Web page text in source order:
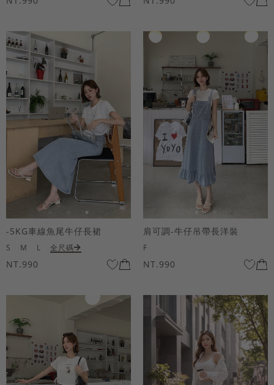
-5KG車線魚尾牛仔長裙
S M L 全尺碼
NT.990
肩可調-牛仔吊帶長洋裝
F
NT.990